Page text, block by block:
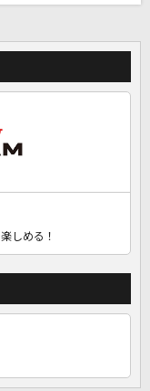
！
しめる！